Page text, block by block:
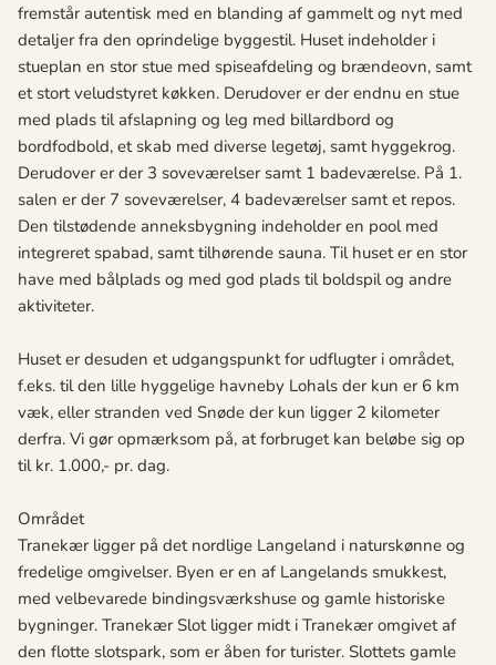
fremstår autentisk med en blanding af gammelt og nyt med
detaljer fra den oprindelige byggestil. Huset indeholder i
stueplan en stor stue med spiseafdeling og brændeovn, samt
et stort veludstyret køkken. Derudover er der endnu en stue
med plads til afslapning og leg med billardbord og
bordfodbold, et skab med diverse legetøj, samt hyggekrog.
Derudover er der 3 soveværelser samt 1 badeværelse. På 1.
salen er der 7 soveværelser, 4 badeværelser samt et repos.
Den tilstødende anneksbygning indeholder en pool med
integreret spabad, samt tilhørende sauna. Til huset er en stor
have med bålplads og med god plads til boldspil og andre
aktiviteter.
Huset er desuden et udgangspunkt for udflugter i området,
f.eks. til den lille hyggelige havneby Lohals der kun er 6 km
væk, eller stranden ved Snøde der kun ligger 2 kilometer
derfra. Vi gør opmærksom på, at forbruget kan beløbe sig op
til kr. 1.000,- pr. dag.
Området
Tranekær ligger på det nordlige Langeland i naturskønne og
fredelige omgivelser. Byen er en af Langelands smukkest,
med velbevarede bindingsværkshuse og gamle historiske
bygninger. Tranekær Slot ligger midt i Tranekær omgivet af
den flotte slotspark, som er åben for turister. Slottets gamle